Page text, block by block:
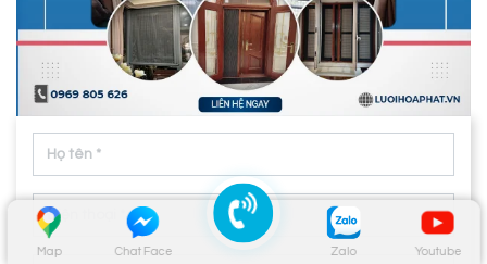
Map Chat Face Zalo Youtube